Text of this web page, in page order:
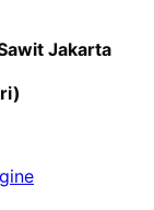
Jakarta